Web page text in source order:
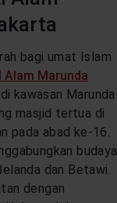
bagi umat Islam
Alam Marunda
kawasan Marunda
masjid tertua di
pada abad ke-16.
budaya
dan Betawi.
dengan